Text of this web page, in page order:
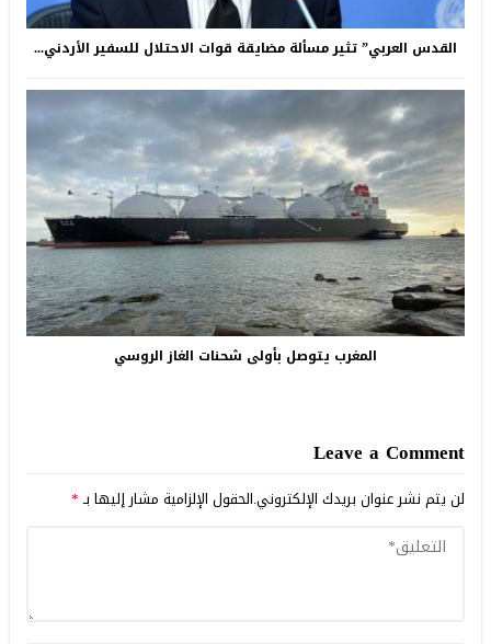
القدس العربي” تثير مسألة مضايقة قوات الاحتلال للسفير الأردني...
المغرب يتوصل بأولى شحنات الغاز الروسي
Leave a Comment
لن يتم نشر عنوان بريدك الإلكتروني.الحقول الإلزامية مشار إليها بـ*